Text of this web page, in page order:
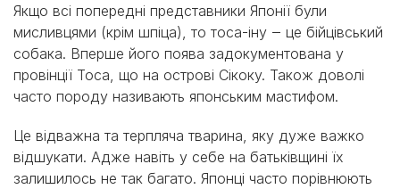
Якщо всі попередні представники Японії були
мисливцями (крім шпіца), то тоса-іну ‒ це бійцівський
собака. Вперше його поява задокументована у
провінції Тоса, що на острові Сікоку. Також доволі
часто породу називають японським мастифом.
Це відважна та терпляча тварина, яку дуже важко
відшукати. Адже навіть у себе на батьківщині їх
залишилось не так багато. Японці часто порівнюють